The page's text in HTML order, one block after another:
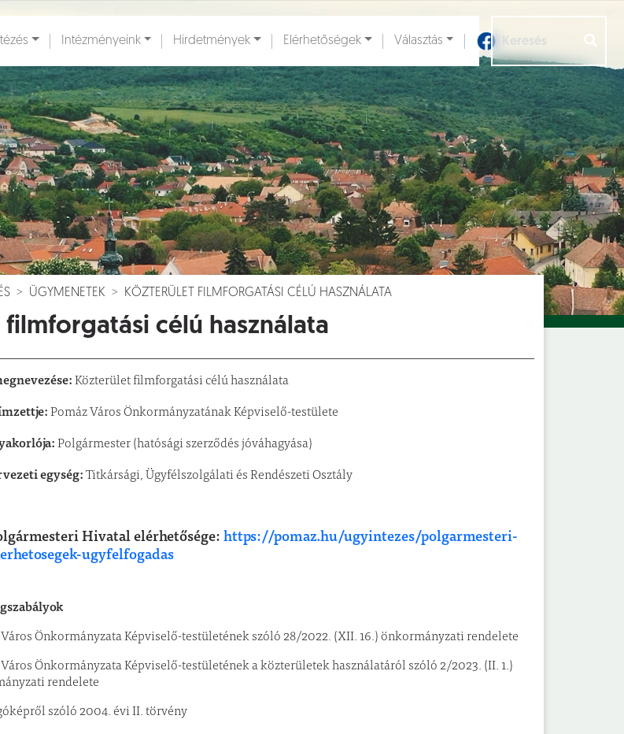
Intézményeink Hirdetmények Elérhetőségek Választás
ÜGYMENETEK KÖZTERÜLET FILMFORGATÁSI CÉLÚ HASZNÁLATA
célú használata
Közterület filmforgatási célú használata
Pomáz Város Önkormányzatának Képviselő-testülete
Polgármester (hatósági szerződés jóváhagyása)
egység:Titkársági, Ügyfélszolgálati és Rendészeti Osztály
Hivatal elérhetősége: https://pomaz.hu/ugyintezes/polgarmesteri-
ugyfelfogadas
Város Önkormányzata Képviselő-testületének szóló 28/2022. (XII. 16.) önkormányzati rendelete
Önkormányzata Képviselő-testületének a közterületek használatáról szóló 2/2023. (II. 1.)
rendelete
szóló 2004. évi II. törvény
Dokumentumok [] Aloldalak []